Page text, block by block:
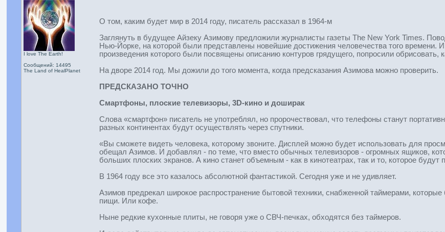
I love The Earth!
Сообщений: 14495
The Land of HealPlanet
О том, каким будет мир в 2014 году, писатель рассказал в 1964-м
Заглянуть в будущее Айзеку Азимову предложили журналисты газеты The New York Times.
Нью-Йорке, на которой были представлены новейшие достижения человечества того времени.
произведения которого были посвящены описанию контуров грядущего, попросили обрисовать,
На дворе 2014 год. Мы дожили до того момента, когда предсказания Азимова можно проверить.
ПРЕДСКАЗАНО ТОЧНО
Смартфоны, плоские телевизоры, 3D-кино и доширак
Слова «смартфон» писатель не употреблял, но пророчествовал, что телефоны станут
разных континентах будут осуществлять через спутники.
«Вы сможете видеть человека, которому звоните. Дисплей можно будет использовать для
обещал Азимов. И добавлял - по теме, что вместо обычных телевизоров - огромных ящиков,
больших плоских экранов. А кино станет объемным - как в кинотеатрах, так и то, которое будут
В 1964 году все это казалось абсолютной фантастикой. Сегодня уже и не удивляет.
Азимов предрекал широкое распространение бытовой техники, снабженной таймерами, которые
пищи. Или кофе.
Ныне редкие кухонные плиты, не говоря уже о СВЧ-печках, обходятся без таймеров.